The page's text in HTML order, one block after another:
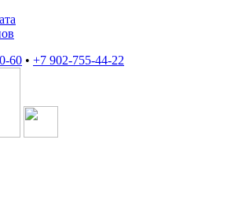
60 • +7 902-755-44-22